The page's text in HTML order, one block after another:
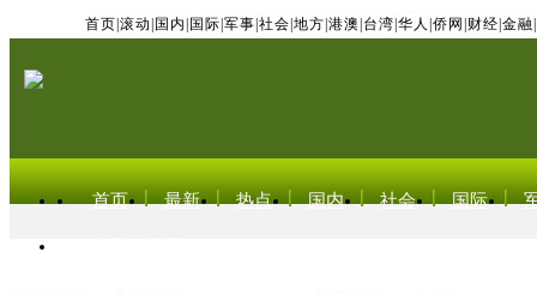
首页 滚动 国内 国际 军事 社会 地方 港澳 台湾 华人 侨网 财经 金融
首页 最新 热点 国内 社会 国际